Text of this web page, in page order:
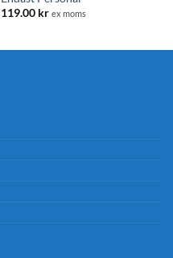
119.00 kr ex moms